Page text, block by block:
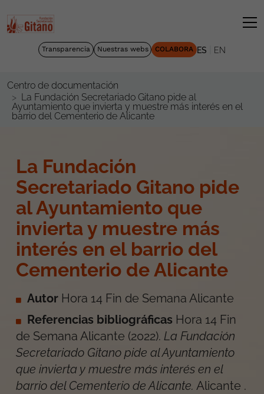
Transparencia Nuestras webs COLABORA ES EN
Centro de documentación
La Fundación Secretariado Gitano pide al
Ayuntamiento que invierta y muestre más interés en el
barrio del Cementerio de Alicante
La Fundación
Secretariado Gitano pide
al Ayuntamiento que
invierta y muestre más
interés en el barrio del
Cementerio de Alicante
Autor Hora 14 Fin de Semana Alicante
Referencias bibliográficas Hora 14 Fin
de Semana Alicante (2022). La Fundación
Secretariado Gitano pide al Ayuntamiento
que invierta y muestre más interés en el
barrio del Cementerio de Alicante. Alicante .